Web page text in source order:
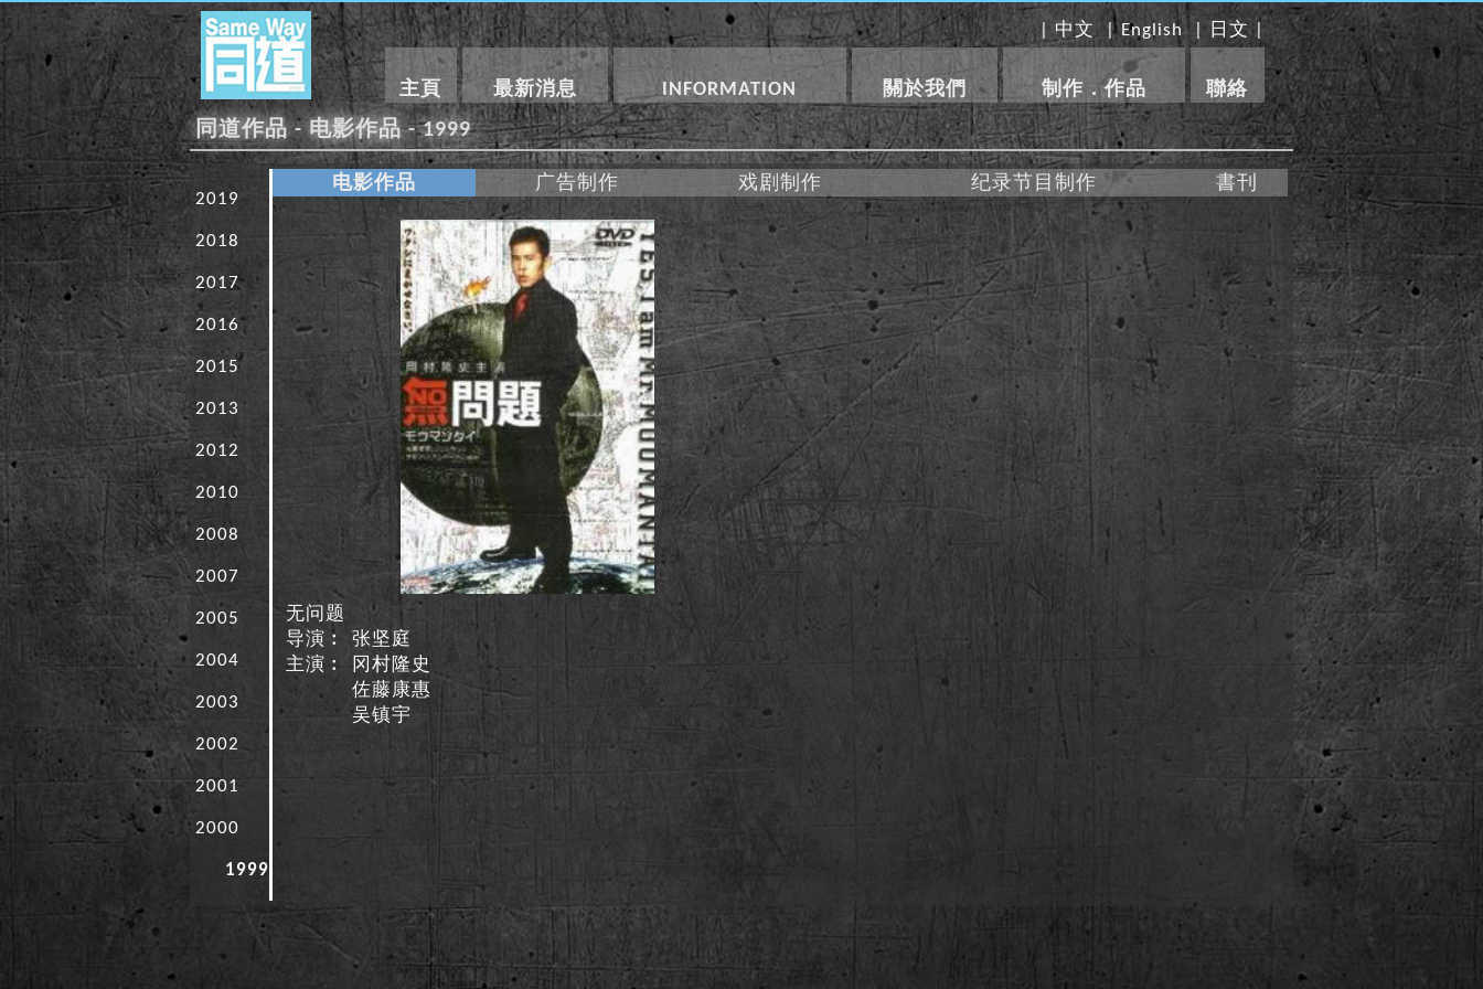
|中文 |English | 日文|
主頁 最新消息 INFORMATION 關於我們 制作．作品 聯絡
同道作品 - 电影作品 - 1999
2019
2018
2017
2016
2015
2013
2012
2010
2008
2007
2005
2004
2003
2002
2001
2000
1999
电影作品 广告制作 戏剧制作 纪录节目制作 書刊
无问题
导演︰
张坚庭
主演︰
冈村隆史
佐藤康惠
吴镇宇